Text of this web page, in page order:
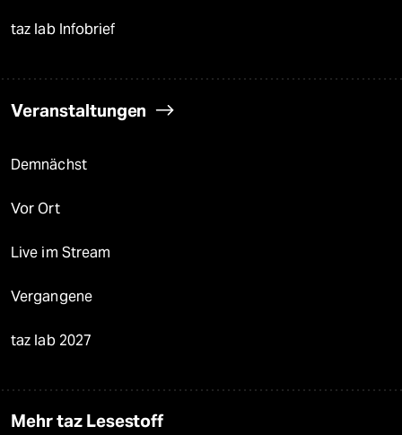
taz lab Infobrief
Veranstaltungen
Demnächst
Vor Ort
Live im Stream
Vergangene
taz lab 2027
Mehr taz Lesestoff